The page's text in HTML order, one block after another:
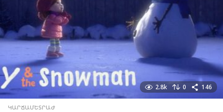
2.8k 0 146
ԿԱՐՃԱՄԵՏՐԱԺ